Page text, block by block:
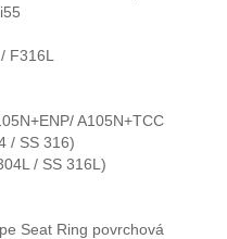
F316L
A105N+TCC
/ SS 316)
/ SS 316L)
Seat Ring povrchová